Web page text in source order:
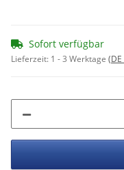
Sofort verfügbar
Lieferzeit: 1 - 3 Werktage